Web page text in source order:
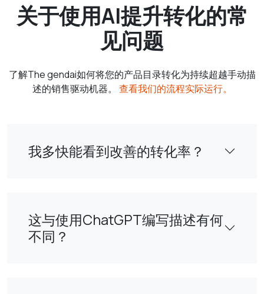
关于使用AI提升转化的常
见问题
了解The gendai如何将您的产品目录转化为持续超越手动描
述的销售驱动机器。 查看我们的流程实际运行。
我多快能看到改善的转化率？
这与使用ChatGPT编写描述有何
不同？